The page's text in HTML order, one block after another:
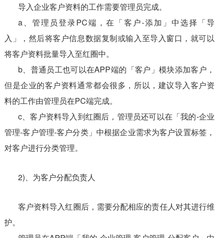
导入企业客户资料的工作需要管理员完成。
a、管理员登录PC端，在「客户-添加」中选择「导
入」，然后将客户信息数据复制或输入至导入窗口，就可以
将客户资料批量导入至红圈中。
b、普通员工也可以在APP端的「客户」模块添加客户，
但是企业的客户资料通常都会很多，所以，建议导入客户资
料的工作由管理员在PC端完成。
c、客户资料导入到红圈后，管理员还可以在「我的-企业
管理-客户管理-客户分类」中根据企业需求为客户设置标签，
对客户进行分类管理。
2)、为客户分配负责人
客户资料导入红圈后，需要分配相应的责任人对其进行维
护。